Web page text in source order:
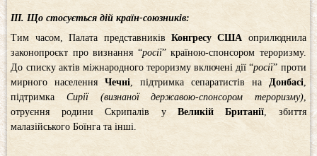
ІІІ. Що стосується дій країн-союзників:
Тим часом, Палата представників Конгресу США оприлюднила
законопроєкт про визнання “росії” країною-спонсором тероризму.
До списку актів міжнародного тероризму включені дії “росії” проти
мирного населенняЧечні , підтримка сепаратистів на Донбасі
підтримка Сирії (визнаної державою-спонсором тероризму),
отруєння родини Скрипалів у Великій Британії , збиття
малазійського Боїнга та інші.